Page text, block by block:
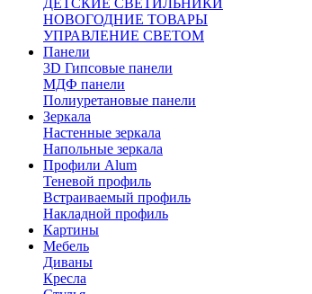
ДЕТСКИЕ СВЕТИЛЬНИКИ
НОВОГОДНИЕ ТОВАРЫ
УПРАВЛЕНИЕ СВЕТОМ
Панели
3D Гипсовые панели
МДФ панели
Полиуретановые панели
Зеркала
Настенные зеркала
Напольные зеркала
Профили Alum
Теневой профиль
Встраиваемый профиль
Накладной профиль
Картины
Мебель
Диваны
Кресла